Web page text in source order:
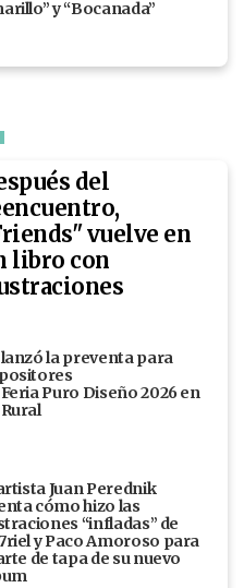
y “Bocanada”
del
vuelve en
libro con
lanzó la preventa para
Puro Diseño 2026 en
Juan Perednik
cómo hizo las
“infladas” de
y Paco Amoroso para
de tapa de su nuevo